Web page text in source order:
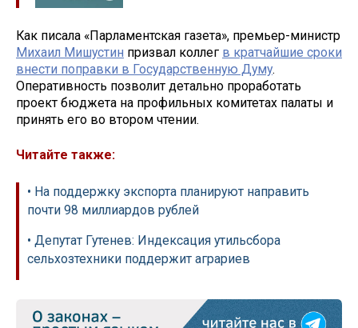
Как писала «Парламентская газета», премьер-министр
Михаил Мишустин призвал коллег в кратчайшие сроки
внести поправки в Государственную Думу.
Оперативность позволит детально проработать
проект бюджета на профильных комитетах палаты и
принять его во втором чтении.
Читайте также:
• На поддержку экспорта планируют направить
почти 98 миллиардов рублей
• Депутат Гутенев: Индексация утильсбора
сельхозтехники поддержит аграриев